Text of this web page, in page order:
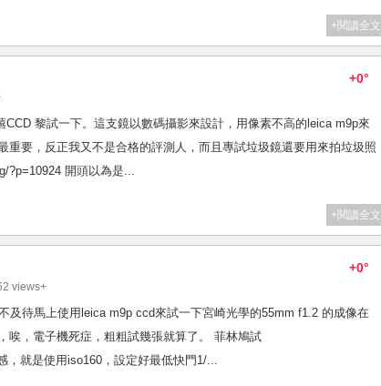
+閱讀全文
+0°
黎試一下。這支鏡以數碼攝影來設計，用像素不高的leica m9p來
要，反正我又不是合格的評測人，而且專試垃圾鏡還要用來拍垃圾照
?p=10924 開頭以為是...
+閱讀全文
+0°
views+
及待馬上使用leica m9p ccd來試一下宮崎光學的55mm f1.2 的成像在
唉，電子機死症，粗粗試幾張就算了。 菲林鳩試
就是使用iso160，設定好最低快門1/...